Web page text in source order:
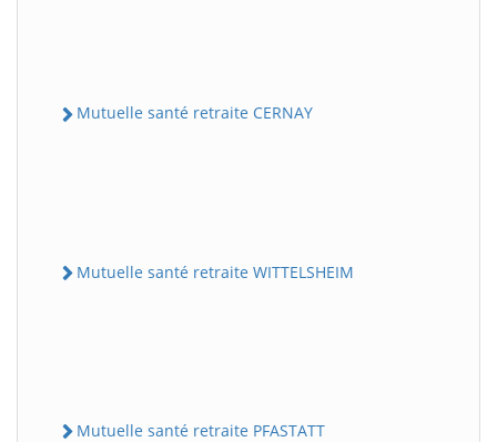
Mutuelle santé retraite CERNAY
Mutuelle santé retraite WITTELSHEIM
Mutuelle santé retraite PFASTATT